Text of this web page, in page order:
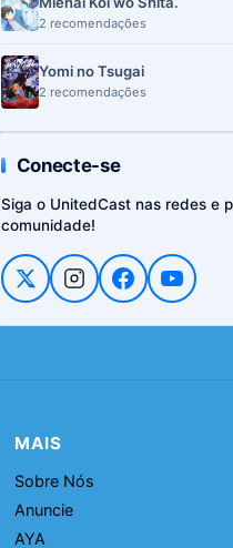
2 recomendações
Yomi no Tsugai
2 recomendações
Conecte-se
Siga o UnitedCast nas redes e
comunidade!
MAIS
Sobre Nós
Anuncie
AYA